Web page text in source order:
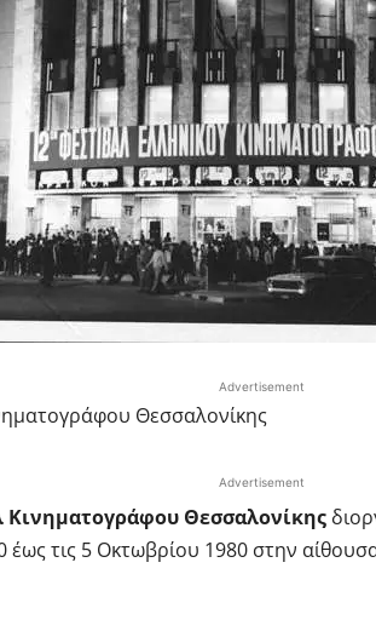
Advertisement
Θεσσαλονίκης
Advertisement
Κινηματογράφου Θεσσαλονίκης
έως τις 5 Οκτωβρίου 1980 στην